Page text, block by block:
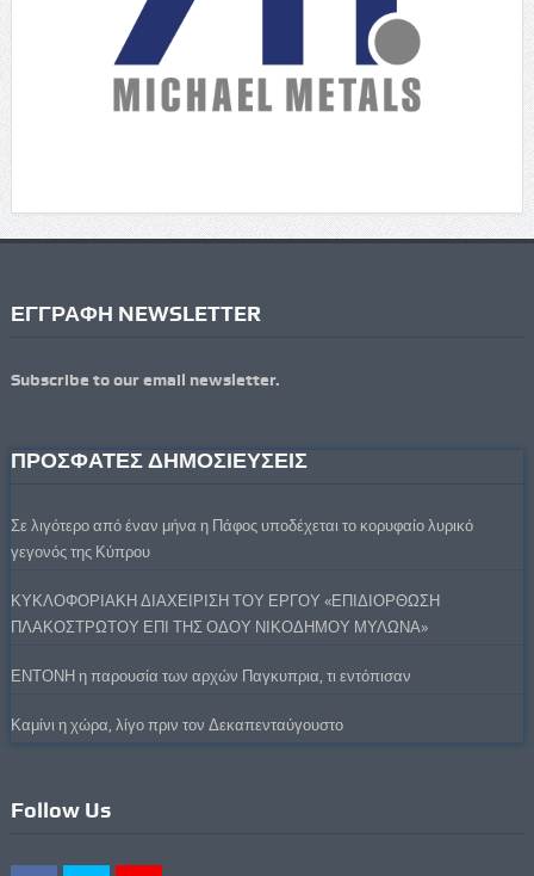
ΕΓΓΡΑΦΗ NEWSLETTER
Subscribe to our email newsletter.
ΠΡΟΣΦΑΤΕΣ ΔΗΜΟΣΙΕΥΣΕΙΣ
Σε λιγότερο από έναν μήνα η Πάφος υποδέχεται το κορυφαίο λυρικό
γεγονός της Κύπρου
ΚΥΚΛΟΦΟΡΙΑΚΗ ΔΙΑΧΕΙΡΙΣΗ ΤΟΥ ΕΡΓΟΥ «ΕΠΙΔΙΟΡΘΩΣΗ
ΠΛΑΚΟΣΤΡΩΤΟΥ ΕΠΙ ΤΗΣ ΟΔΟΥ ΝΙΚΟΔΗΜΟΥ ΜΥΛΩΝΑ»
ΕΝΤΟΝΗ η παρουσία των αρχών Παγκυπρια, τι εντόπισαν
Καμίνι η χώρα, λίγο πριν τον Δεκαπενταύγουστο
Follow Us